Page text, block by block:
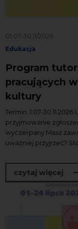
01.07-30.11/2026
Edukacja
Program
pracujących
kultury
Termin: 1.07-
przyjmowanie
wyczerpany Masz
uważniej przyjrzeć?
czytaj więcej o